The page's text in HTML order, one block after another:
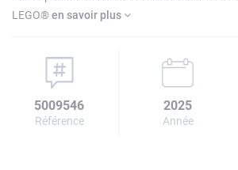
LEGO®en savoir plus
5009546
Référence
2025
Année